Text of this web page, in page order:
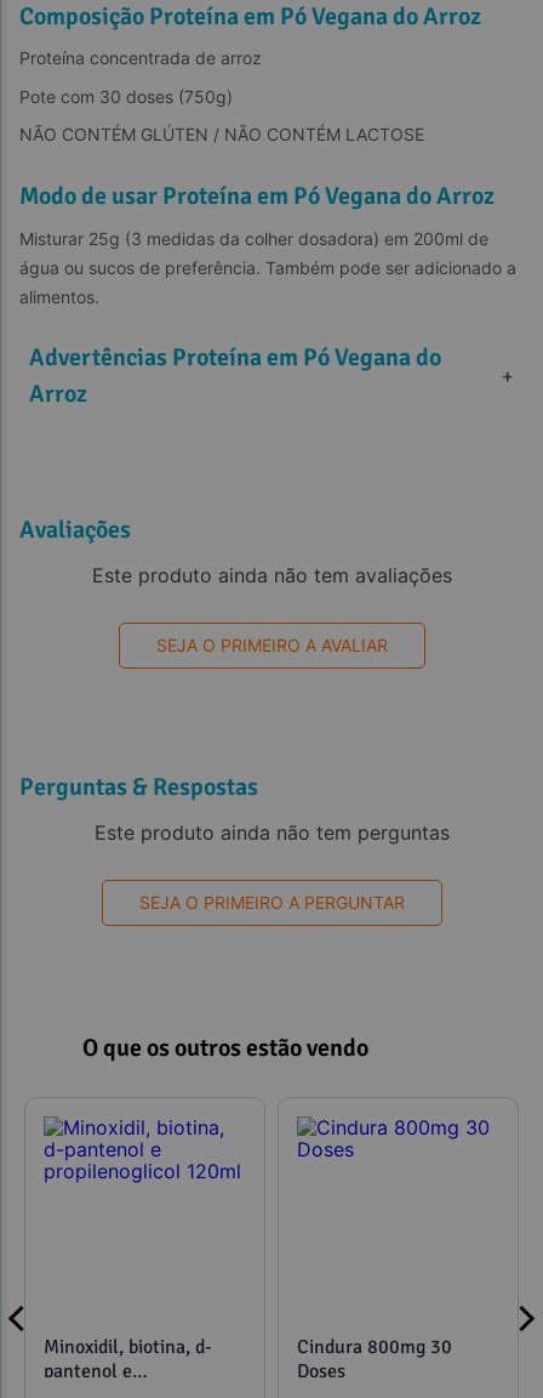
Composição Proteína em Pó Vegana do Arroz
Proteína concentrada de arroz
Pote com 30 doses (750g)
NÃO CONTÉM GLÚTEN / NÃO CONTÉM LACTOSE
Modo de usar Proteína em Pó Vegana do Arroz
Misturar 25g (3 medidas da colher dosadora) em 200ml de
água ou sucos de preferência. Também pode ser adicionado a
alimentos.
Advertências Proteína em Pó Vegana do
Arroz
+
Avaliações
Este produto ainda não tem avaliações
SEJA O PRIMEIRO A AVALIAR
Perguntas & Respostas
Este produto ainda não tem perguntas
SEJA O PRIMEIRO A PERGUNTAR
O que os outros estão vendo
Minoxidil, biotina, d-
pantenol e
Cindura 800mg 30
Doses